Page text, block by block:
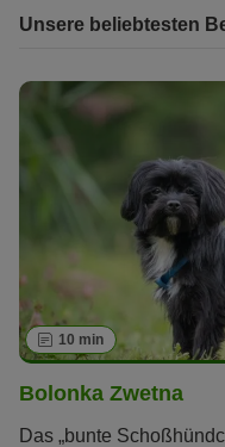
Unsere beliebtesten
10 min
Bolonka Zwetna
Das „bunte